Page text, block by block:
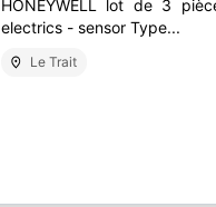
HONEYWELL lot de 3
electrics - sensor Type...
Le Trait